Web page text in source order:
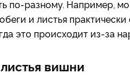
по-разному. Например,
и листья
это происходит из-за
вишни